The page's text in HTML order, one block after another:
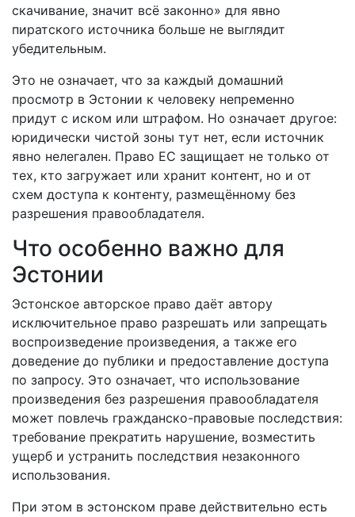
скачивание, значит всё законно» для явно
пиратского источника больше не выглядит
убедительным.
Это не означает, что за каждый домашний
просмотр в Эстонии к человеку непременно
придут с иском или штрафом. Но означает другое:
юридически чистой зоны тут нет, если источник
явно нелегален. Право ЕС защищает не только от
тех, кто загружает или хранит контент, но и от
схем доступа к контенту, размещённому без
разрешения правообладателя.
Что особенно важно для
Эстонии
Эстонское авторское право даёт автору
исключительное право разрешать или запрещать
воспроизведение произведения, а также его
доведение до публики и предоставление доступа
по запросу. Это означает, что использование
произведения без разрешения правообладателя
может повлечь гражданско-правовые последствия:
требование прекратить нарушение, возместить
ущерб и устранить последствия незаконного
использования.
При этом в эстонском праве действительно есть